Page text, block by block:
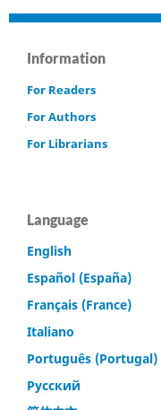
Information
For Readers
For Authors
For Librarians
Language
English
Español (España)
Français (France)
Italiano
Português (Portugal)
Русский